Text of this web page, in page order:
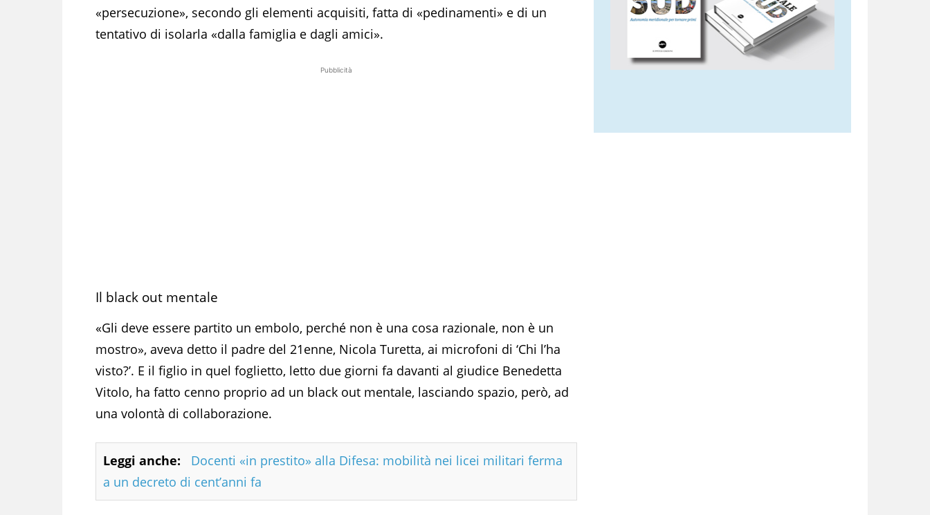
«persecuzione», secondo gli elementi acquisiti, fatta di «pedinamenti» e di un
tentativo di isolarla «dalla famiglia e dagli amici».
Pubblicità
Il black out mentale
«Gli deve essere partito un embolo, perché non è una cosa razionale, non è un
mostro», aveva detto il padre del 21enne, Nicola Turetta, ai microfoni di ‘Chi l’ha
visto?’. E il figlio in quel foglietto, letto due giorni fa davanti al giudice Benedetta
Vitolo, ha fatto cenno proprio ad un black out mentale, lasciando spazio, però, ad
una volontà di collaborazione.
Leggi anche:
Docenti «in prestito» alla Difesa: mobilità nei licei militari ferma
a un decreto di cent’anni fa